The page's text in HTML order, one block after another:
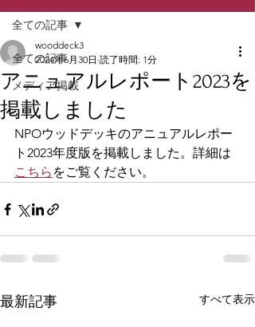
全ての記事
メディア掲載
全ての記事
アニュアルレポート2023を
掲載しました
wooddeck3
2024年6月30日 読了時間: 1分
NPOウッドデッキのアニュアルレポー
ト2023年度版を掲載しました。詳細は
こちら をご覧ください。
最新記事 すべて表示